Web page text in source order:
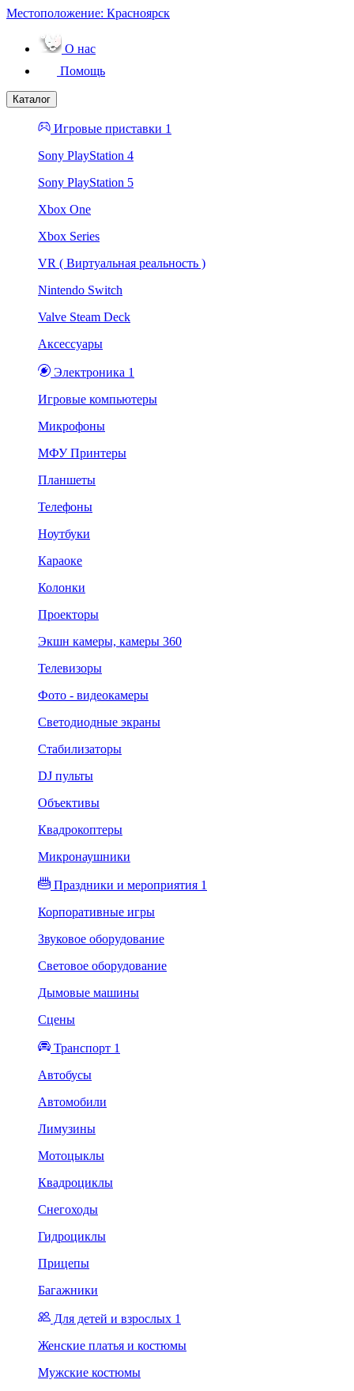
Местоположение: Красноярск
О нас
Помощь
Каталог
Игровые приставки 1
Sony PlayStation 4
Sony PlayStation 5
Xbox One
Xbox Series
VR ( Виртуальная реальность )
Nintendo Switch
Valve Steam Deck
Аксессуары
Электроника 1
Игровые компьютеры
Микрофоны
МФУ Принтеры
Планшеты
Телефоны
Ноутбуки
Караоке
Колонки
Проекторы
Экшн камеры, камеры 360
Телевизоры
Фото - видеокамеры
Светодиодные экраны
Стабилизаторы
DJ пульты
Объективы
Квадрокоптеры
Микронаушники
Праздники и мероприятия 1
Корпоративные игры
Звуковое оборудование
Световое оборудование
Дымовые машины
Сцены
Транспорт 1
Автобусы
Автомобили
Лимузины
Мотоцыклы
Квадроциклы
Снегоходы
Гидроциклы
Прицепы
Багажники
Для детей и взрослых 1
Женские платья и костюмы
Мужские костюмы